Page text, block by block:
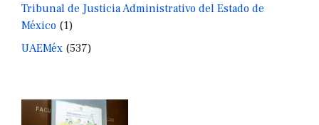
Tribunal de Justicia Administrativo del Estado de
México (1)
UAEMéx (537)